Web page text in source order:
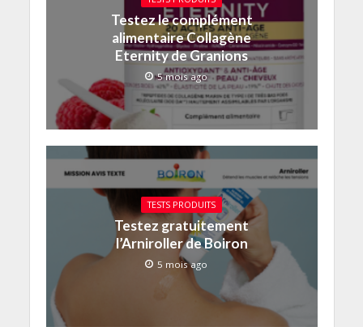
Testez le complément
alimentaire Collagène
Eternity de Granions
5 mois ago
TESTS PRODUITS
Testez gratuitement
l’Arniroller de Boiron
5 mois ago